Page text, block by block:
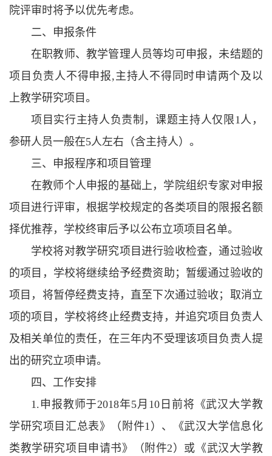
院评审时将予以优先考虑。
二、申报条件
在职教师、教学管理人员等均可申报，未结题的
项目负责人不得申报,主持人不得同时申请两个及以
上教学研究项目。
项目实行主持人负责制，课题主持人仅限1人，
参研人员一般在5人左右（含主持人）。
三、申报程序和项目管理
在教师个人申报的基础上，学院组织专家对申报
项目进行评审，根据学校规定的各类项目的限报名额
择优推荐，学校终审后予以公布立项项目名单。
学校将对教学研究项目进行验收检查，通过验收
的项目，学校将继续给予经费资助；暂缓通过验收的
项目，将暂停经费支持，直至下次通过验收；取消立
项的项目，学校将终止经费支持，并追究项目负责人
及相关单位的责任，在三年内不受理该项目负责人提
出的研究立项申请。
四、工作安排
1.申报教师于2018年5月10日前将《武汉大学教
学研究项目汇总表》（附件1）、《武汉大学信息化
类教学研究项目申请书》（附件2）或《武汉大学教